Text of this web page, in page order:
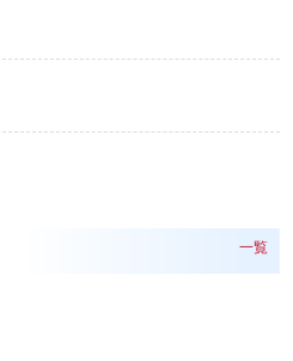
一覧